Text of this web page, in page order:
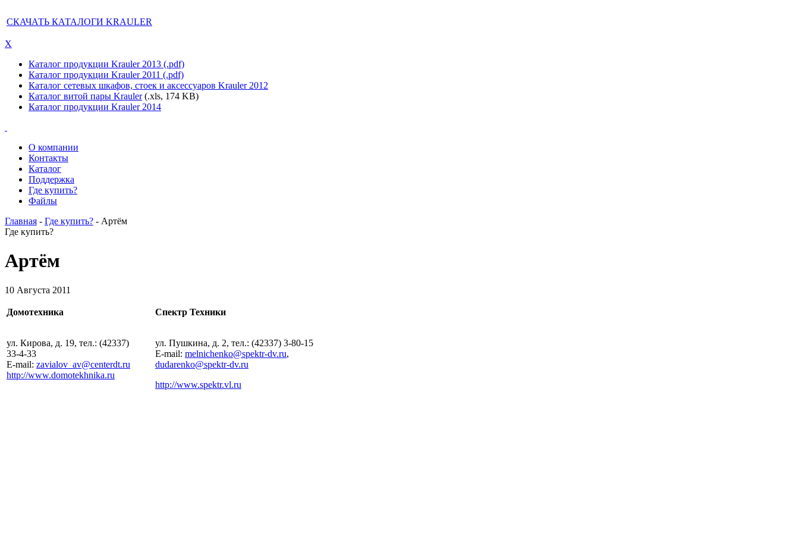
СКАЧАТЬ КАТАЛОГИ KRAULER
X
Каталог продукции Krauler 2013 (.pdf)
Каталог продукции Krauler 2011 (.pdf)
Каталог сетевых шкафов, стоек и аксессуаров Krauler 2012
Каталог витой пары Krauler(.xls, 174 KB)
Каталог продукции Krauler 2014
О компании
Контакты
Каталог
Поддержка
Где купить?
Файлы
Главная - Где купить? - Артём
Где купить?
Артём
10 Августа 2011
Домотехника
ул. Кирова, д. 19, тел.: (42337)
33-4-33
E-mail: zavialov_av@centerdt.ru
http://www.domotekhnika.ru
Спектр Техники
ул. Пушкина, д. 2, тел.: (42337) 3-80-15
E-mail: melnichenko@spektr-dv.ru,
dudarenko@spektr-dv.ru
http://www.spektr.vl.ru